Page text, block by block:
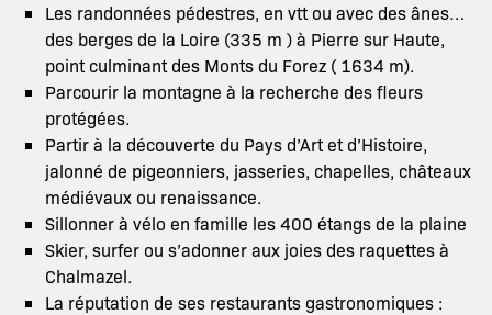
Les randonnées pédestres, en vtt ou avec des ânes…
des berges de la Loire (335 m ) à Pierre sur Haute,
point culminant des Monts du Forez ( 1634 m).
Parcourir la montagne à la recherche des fleurs
protégées.
Partir à la découverte du Pays d’Art et d’Histoire,
jalonné de pigeonniers, jasseries, chapelles, châteaux
médiévaux ou renaissance.
Sillonner à vélo en famille les 400 étangs de la plaine
Skier, surfer ou s’adonner aux joies des raquettes à
Chalmazel.
La réputation de ses restaurants gastronomiques :